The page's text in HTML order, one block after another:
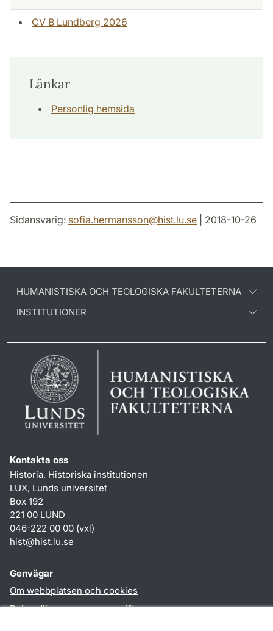
CV B Lundberg 2026
Länkar
Personlig hemsida
Sidansvarig: sofia.hermansson@hist.lu.se | 2018-10-26
HUMANISTISKA OCH TEOLOGISKA FAKULTETERNA
INSTITUTIONER
Kontakta oss
Historia, Historiska institutionen
LUX, Lunds universitet
Box 192
221 00 LUND
046-222 00 00 (vxl)
hist@hist.lu.se
Genvägar
Om webbplatsen och cookies
Behandling av personuppgifter